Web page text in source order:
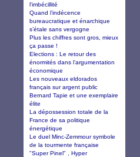
l'imbécillité
Quand l’indécence
bureaucratique et énarchique
s’étale sans vergogne
Plus les chiffres sont gros, mieux
ça passe !
Elections : Le retour des
énormités dans l’argumentation
économique
Les nouveaux eldorados
français sur argent public
Bernard Tapie et une exemplaire
élite
La dépossession totale de la
France de sa politique
énergétique
Le duel Minc-Zemmour symbole
de la tourmente française
"Super Pinel" , Hyper